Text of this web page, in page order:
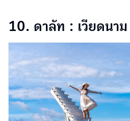
10. ดาลัท : เวียดนาม